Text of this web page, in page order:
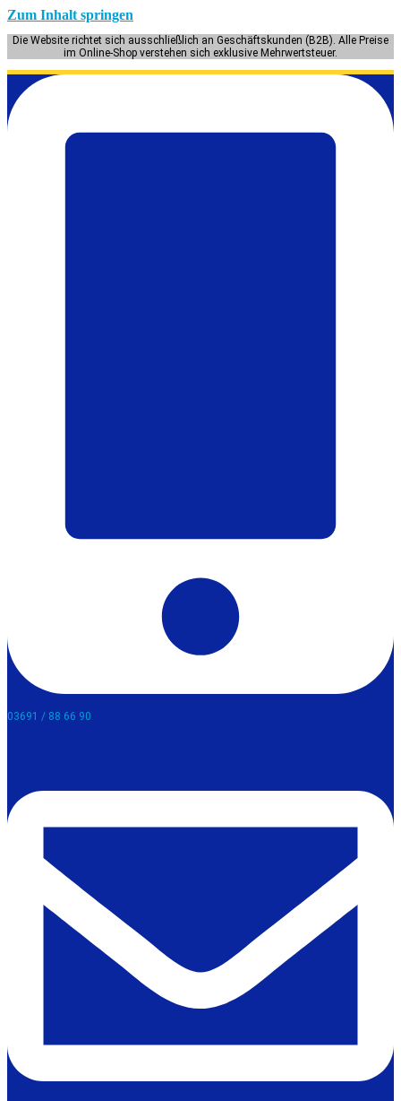
Zum Inhalt springen
Die Website richtet sich ausschließlich an Geschäftskunden (B2B). Alle Preise
im Online-Shop verstehen sich exklusive Mehrwertsteuer.
03691 / 88 66 90​